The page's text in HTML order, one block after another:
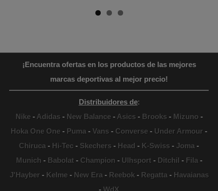
¡Encuentra ofertas en los productos de las mejores
marcas deportivas al mejor precio!
Distribuidores de:
Nike- Adidas- New Balance- Asics- Brooks- Mizuno-
Hoka One One - Puma - Vans - Converse - Under Armour -
Chiruca - Hi-Tec - Skechers - Head - K-Swiss - Joma -
Munich - Babolat- Champion - Ulhsport- Ditchil - Fila -
J'Hayber- Kelme- New Era - Reebok- Regatta - Havaianas
- WdX